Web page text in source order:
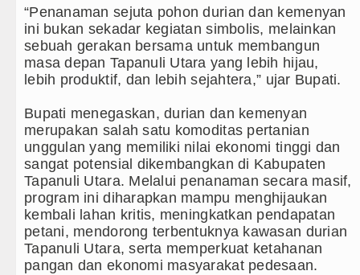
Lantik 39 Pejabat, Tekankan Integritas dan Inovasi
T dan Q Sebagai Orientasi Seksual Hanya Ada di
Lilawangsa Brigjen TNI Ali Imran Sebut TNI Terus
Pasien Kanker Paru di Indonesia
Nonaktifkan Lurah AUR, Tegaskan Tak Toleransi
HIV/AIDS di Jawa Barat Sebagai Gay
Real Betis pada Laga Persahabatan di
Ditekuk Juventus pada Laga Persahabatan di
‎“Penanaman sejuta pohon durian dan kemenyan
ini bukan sekadar kegiatan simbolis, melainkan
sebuah gerakan bersama untuk membangun
masa depan Tapanuli Utara yang lebih hijau,
lebih produktif, dan lebih sejahtera,” ujar Bupati.
‎Bupati menegaskan, durian dan kemenyan
merupakan salah satu komoditas pertanian
unggulan yang memiliki nilai ekonomi tinggi dan
sangat potensial dikembangkan di Kabupaten
Tapanuli Utara. Melalui penanaman secara masif,
program ini diharapkan mampu menghijaukan
kembali lahan kritis, meningkatkan pendapatan
petani, mendorong terbentuknya kawasan durian
Tapanuli Utara, serta memperkuat ketahanan
pangan dan ekonomi masyarakat pedesaan.